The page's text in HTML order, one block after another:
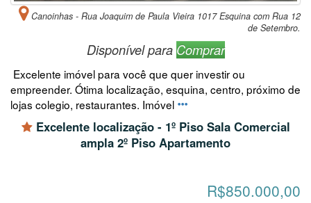
Canoinhas - Rua Joaquim de Paula Vieira 1017 Esquina com Rua 12
de Setembro.
Disponível para Comprar
Excelente imóvel para você que quer investir ou
empreender. Ótima localização, esquina, centro, próximo de
lojas colegio, restaurantes. Imóvel
Excelente localização - 1º Piso Sala Comercial
ampla 2º Piso Apartamento
R$850.000,00